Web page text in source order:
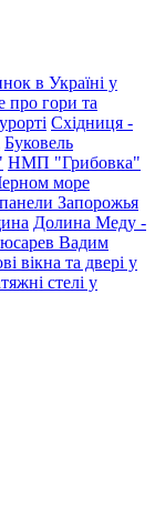
в Україні у
про гори та
Східниця -
Буковель
НМП "Грибовка"
море
Запорожья
Долина Меду -
Вадим
вікна та двері у
стелі у